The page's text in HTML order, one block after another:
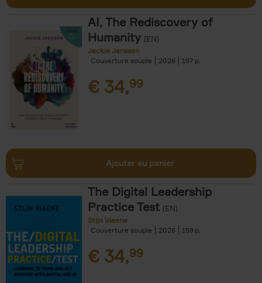
AI, The Rediscovery of
Humanity (EN)
Jackie Janssen
Couverture souple
2026 197
€ 34,99
Ajouter au panier
The Digital Leadership
Practice Test (EN)
Stijn Viaene
Couverture souple
2026 159
€ 34,99